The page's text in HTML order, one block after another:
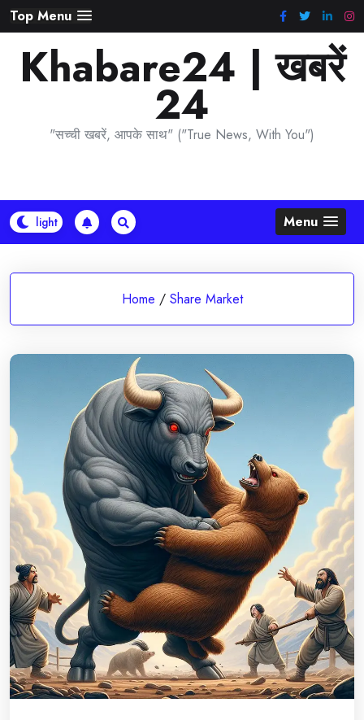
Skip
to
content
Top Menu
Khabare24 | खबरें
24
"सच्ची खबरें, आपके साथ" ("True News, With You")
Menu
Home / Share Market